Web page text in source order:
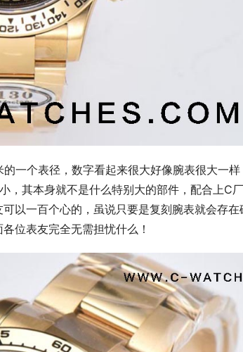
一个表径，数字看起来很大好像腕表很大一
，其本身就不是什么特别大的部件，配合上C
以一百个心的，虽说只要是复刻腕表就会存在
位表友完全无需担忧什么！